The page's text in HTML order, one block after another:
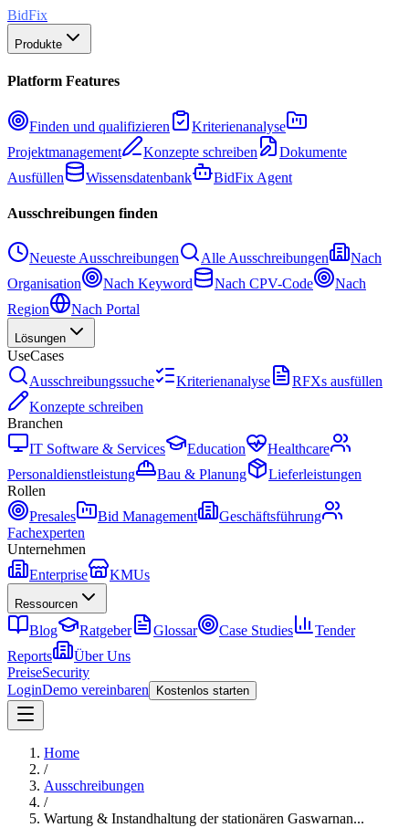
BidFix
Produkte
Platform Features
Finden und qualifizieren
Kriterienanalyse
Projektmanagement
Konzepte schreiben
Dokumente
Ausfüllen
Wissensdatenbank BidFix Agent
Ausschreibungen finden
Neueste Ausschreibungen Alle Ausschreibungen
Nach
Organisation
Nach Keyword Nach CPV-Code
Nach
Region
Nach Portal
Lösungen
UseCases
Ausschreibungssuche
Kriterienanalyse
RFXs ausfüllen
Konzepte schreiben
Branchen
IT Software & Services
Education
Healthcare
Personaldienstleistung
Bau & Planung
Lieferleistungen
Rollen
Presales
Bid Management
Geschäftsführung
Fachexperten
Unternehmen
Enterprise
KMUs
Ressourcen
Blog Ratgeber Glossar Case Studies
Tender
Reports
Über Uns
PreiseSecurity
LoginDemo vereinbaren Kostenlos starten
Home
/
Ausschreibungen
/
Wartung & Instandhaltung der stationären Gaswarnan...